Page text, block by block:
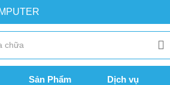
Sản Phẩm Dịch vụ